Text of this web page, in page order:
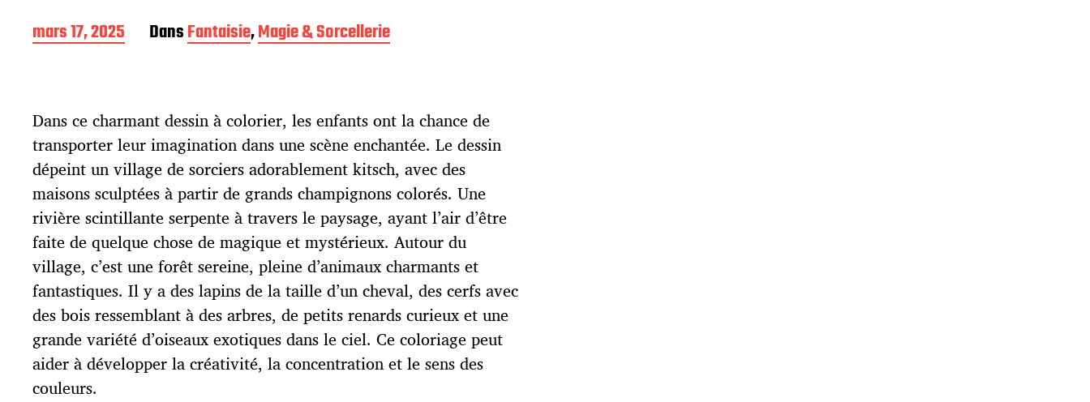
D
a
e
p
u
b
l
i
c
a
t
i
o
n
mars 17, 2025 DansFantaisie,Magie & Sorcellerie
Dans ce charmant dessin à colorier, les enfants ont la chance de
transporter leur imagination dans une scène enchantée. Le dessin
dépeint un village de sorciers adorablement kitsch, avec des
maisons sculptées à partir de grands champignons colorés. Une
rivière scintillante serpente à travers le paysage, ayant l’air d’être
faite de quelque chose de magique et mystérieux. Autour du
village, c’est une forêt sereine, pleine d’animaux charmants et
fantastiques. Il y a des lapins de la taille d’un cheval, des cerfs avec
des bois ressemblant à des arbres, de petits renards curieux et une
grande variété d’oiseaux exotiques dans le ciel. Ce coloriage peut
aider à développer la créativité, la concentration et le sens des
couleurs.